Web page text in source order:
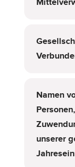
Namen
unserer